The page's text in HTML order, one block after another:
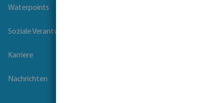
Waterpoints
Soziale Verantwortung der Unternehmen
Karriere
Nachrichten